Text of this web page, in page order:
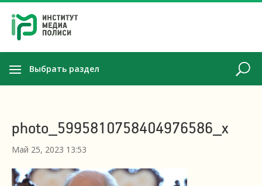
Выбрать раздел
photo_5995810758404976586_x
Май 25, 2023 13:53